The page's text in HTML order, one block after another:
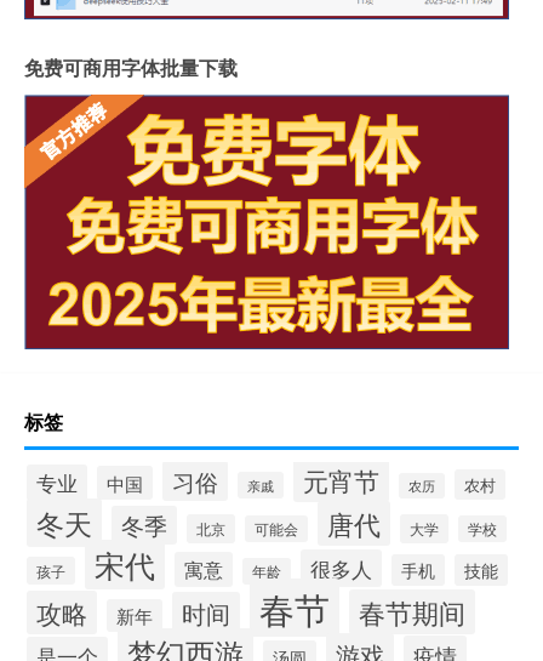
免费可商用字体批量下载
标签
专业 中国 习俗 亲戚 元宵节 农历 农村
冬天 冬季 北京 可能会 唐代 大学 学校
孩子 宋代 寓意 年龄 很多人 手机 技能
攻略 新年 时间 春节 春节期间
梦幻西游